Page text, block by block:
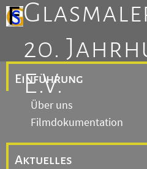
20.
E.V.
Einführung
Über uns
Filmdokumentation
Aktuelles